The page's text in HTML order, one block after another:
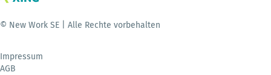
© New Work SE | Alle Rechte vorbehalten
Impressum
AGB